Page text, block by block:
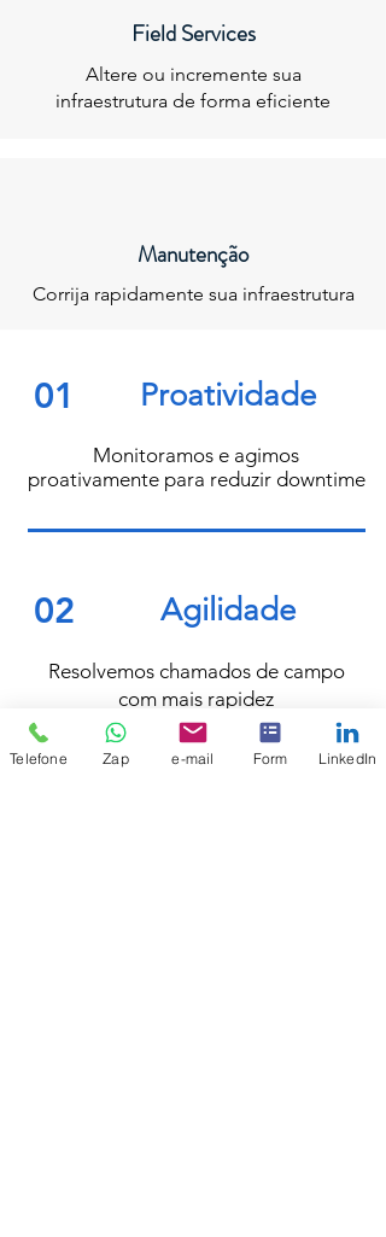
Field Services
Altere ou incremente sua
infraestrutura de forma eficiente
Manutenção
Corrija rapidamente sua infraestrutura
01 Proatividade
Monitoramos e agimos
proativamente para reduzir downtime
02 Agilidade
Resolvemos chamados de campo
com mais rapidez
Telefone Zap e-mail Form LinkedIn